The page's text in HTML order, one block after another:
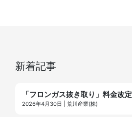
新着記事
「フロンガス抜き取り」料金改定
2026年4月30日 | 荒川産業(株)